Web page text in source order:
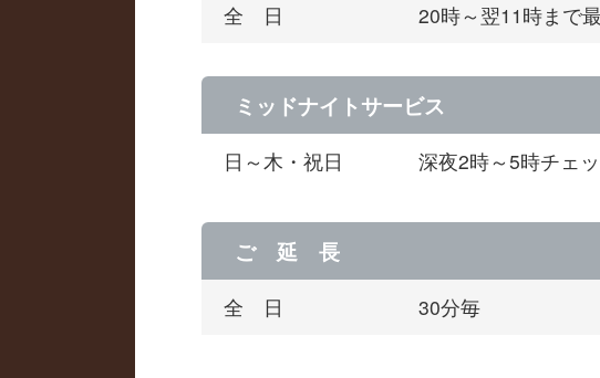
全 日 20時～翌11時まで
ミッドナイトサービス
日～木・祝日 深夜2時～5時チェ
ご 延 長
全 日 30分毎